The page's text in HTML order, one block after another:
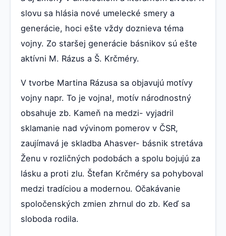
slovu sa hlásia nové umelecké smery a
generácie, hoci ešte vždy doznieva téma
vojny. Zo staršej generácie básnikov sú ešte
aktívni M. Rázus a Š. Krčméry.
V tvorbe Martina Rázusa sa objavujú motívy
vojny napr. To je vojna!, motív národnostný
obsahuje zb. Kameň na medzi- vyjadril
sklamanie nad vývinom pomerov v ČSR,
zaujímavá je skladba Ahasver- básnik stretáva
Ženu v rozličných podobách a spolu bojujú za
lásku a proti zlu. Štefan Krčméry sa pohyboval
medzi tradíciou a modernou. Očakávanie
spoločenských zmien zhrnul do zb. Keď sa
sloboda rodila.